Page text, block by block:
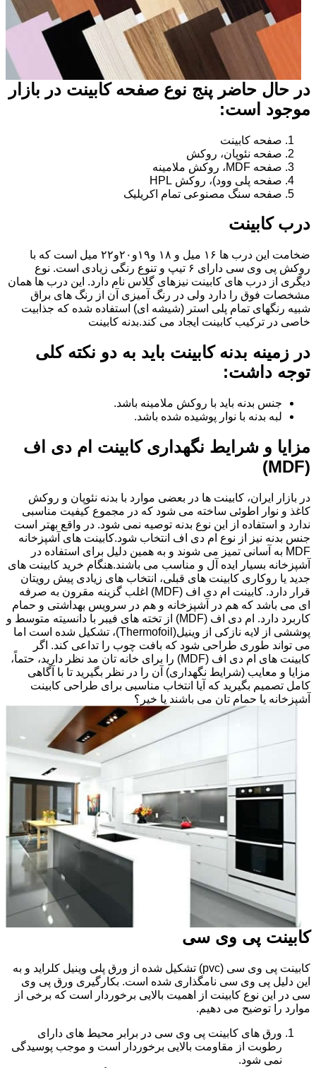
در حال حاضر پنج نوع صفحه کابینت در بازار
موجود است:
صفحه کابینت
صفحه نئوپان، روکش
صفحه MDF، روکش ملامینه
صفحه پلی وود)، روکش HPL
صفحه سنگ مصنوعی تمام اکریلیک
درب کابینت
ضخامت این درب ها ۱۶ میل و ۱۸ و١٩و٢٠و٢٢ میل است که با
روکش پی وی سی دارای ۶ تیپ و تنوع رنگی زیادی است. نوع
دیگری از درب های کابینت نیزهای گلاس نام دارد. این درب ها همان
مشخصات فوق را دارد ولی در رنگ آمیزی آن از رنگ های براق
شبیه رنگهای تمام پلی استر (شیشه ای) استفاده شده که جذابیت
خاصی در ترکیب کابینت ایجاد می کند.بدنه کابینت
در زمینه بدنه کابینت باید به دو نکته کلی
توجه داشت:
جنس بدنه باید با روکش ملامینه باشد.
لبه بدنه با نوار پوشیده شده باشد.
مزایا و شرایط نگهداری کابینت ام دی اف
(MDF)
در بازار ایران، کابینت ها در بعضی موارد با بدنه نئوپان و روکش
کاغذ و نوار اطوئی ساخته می شود که در مجموع کیفیت مناسبی
ندارد و استفاده از این نوع بدنه توصیه نمی شود. در واقع بهتر است
جنس بدنه نیز از نوع ام دی اف انتخاب شود.کابینت های آشپزخانه
MDF به آسانی تمیز می شوند و به همین دلیل برای استفاده در
آشپزخانه بسیار ایده آل و مناسب می باشند.هنگام خرید کابینت های
جدید یا روکاری کابینت های قبلی، انتخاب های زیادی پیش رویتان
قرار دارد. کابینت ام دی اف (MDF) اغلب گزینه مقرون به صرفه
ای می باشد که هم در آشپزخانه و هم در سرویس بهداشتی و حمام
کاربرد دارد. ام دی اف (MDF) از تخته های فیبر با دانسیته متوسط و
پوششی از لایه نازکی از وینیل(Thermofoil)، تشکیل شده است اما
می تواند طوری طراحی شود که بافت چوب را تداعی کند. اگر
کابینت های ام دی اف (MDF) را برای خانه تان مد نظر دارید، حتماً،
مزایا و معایب (شرایط نگهداری) آن را در نظر بگیرید تا با آگاهی
کامل تصمیم بگیرید که آیا انتخاب مناسبی برای طراحی کابینت
آشپزخانه یا حمام تان می باشند یا خیر؟
کابینت پی وی سی
کابینت پی وی سی (pvc) تشکیل شده از ورق پلی وینیل کلراید و به
این دلیل پی وی سی نامگذاری شده است. بکارگیری ورق پی وی
سی در این نوع کابینت از اهمیت بالایی برخوردار است که برخی از
موارد را توضیح می دهیم.
ورق های کابینت پی وی سی در برابر محیط های دارای
رطوبت از مقاومت بالایی برخوردار است و موجب پوسیدگی
نمی شود.